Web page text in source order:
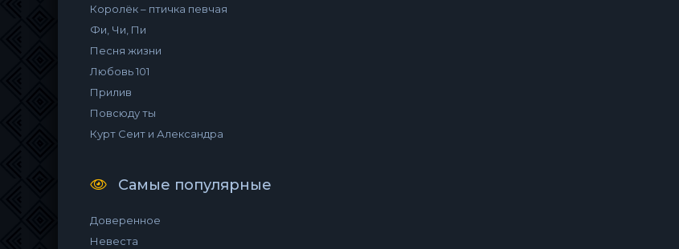
Королёк – птичка певчая
Фи, Чи, Пи
Песня жизни
Любовь 101
Прилив
Повсюду ты
Курт Сеит и Александра
Самые популярные
Доверенное
Невеста